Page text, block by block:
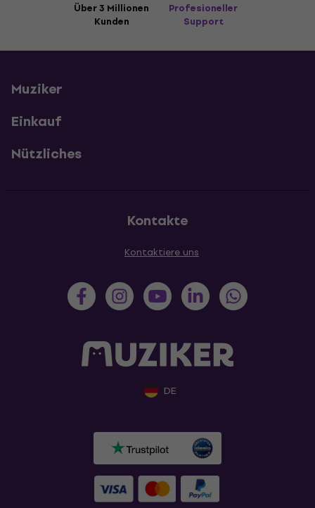
Über 3 Millionen
Kunden
Profesioneller
Support
Muziker
Einkauf
Nützliches
Kontakte
Kontaktiere uns
DE